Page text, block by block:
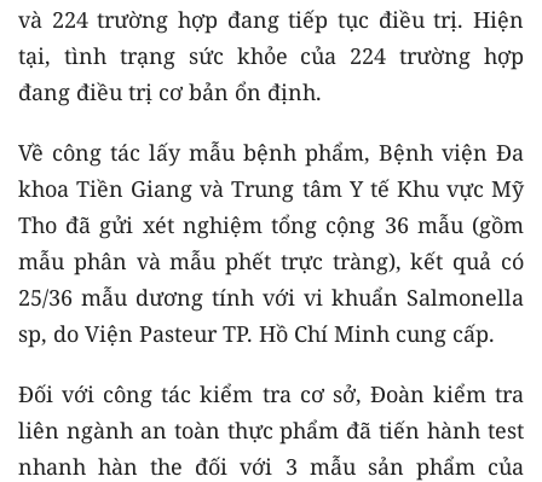
và 224 trường hợp đang tiếp tục điều trị. Hiện
tại, tình trạng sức khỏe của 224 trường hợp
đang điều trị cơ bản ổn định.
Về công tác lấy mẫu bệnh phẩm, Bệnh viện Đa
khoa Tiền Giang và Trung tâm Y tế Khu vực Mỹ
Tho đã gửi xét nghiệm tổng cộng 36 mẫu (gồm
mẫu phân và mẫu phết trực tràng), kết quả có
25/36 mẫu dương tính với vi khuẩn Salmonella
sp, do Viện Pasteur TP. Hồ Chí Minh cung cấp.
Đối với công tác kiểm tra cơ sở, Đoàn kiểm tra
liên ngành an toàn thực phẩm đã tiến hành test
nhanh hàn the đối với 3 mẫu sản phẩm của